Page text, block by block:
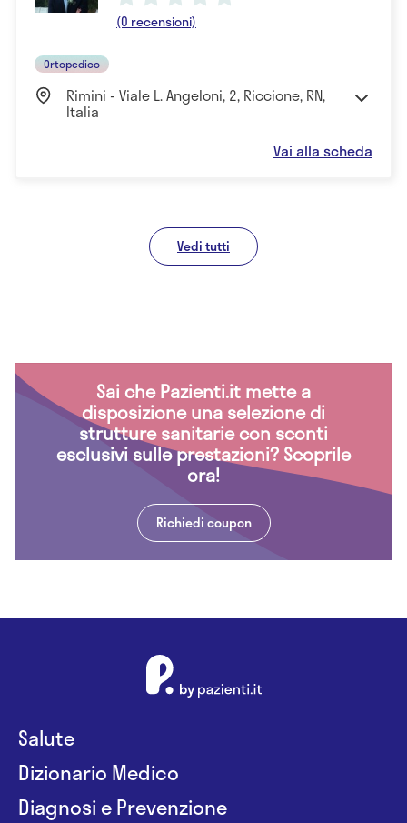
(0 recensioni)
Ortopedico
Rimini - Viale L. Angeloni, 2, Riccione, RN,
Italia
Vai alla scheda
Vedi tutti
Sai che Pazienti.it mette a
disposizione una selezione di
strutture sanitarie con sconti
esclusivi sulle prestazioni? Scoprile
ora!
Richiedi coupon
Salute
Dizionario Medico
Diagnosi e Prevenzione